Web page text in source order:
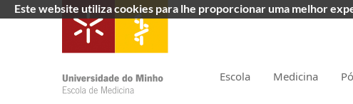
Escola Medicina
Este website utiliza cookies para lhe proporcionar uma melhor